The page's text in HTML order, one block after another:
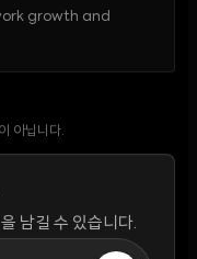
growth and
아닙니다.
남길 수 있습니다.